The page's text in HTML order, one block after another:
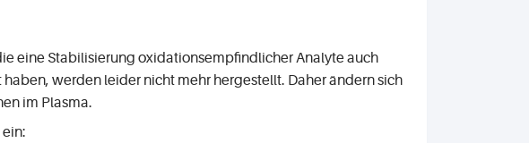
eine Stabilisierung oxidationsempfindlicher Analyte auch
werden leider nicht mehr hergestellt. Daher ändern sich
im Plasma.